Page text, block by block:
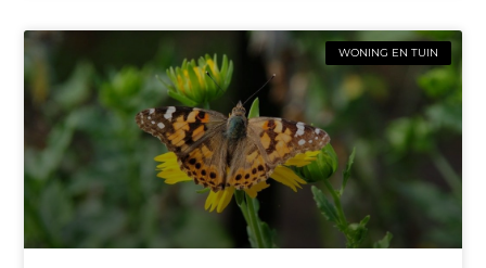
WONING EN TUIN